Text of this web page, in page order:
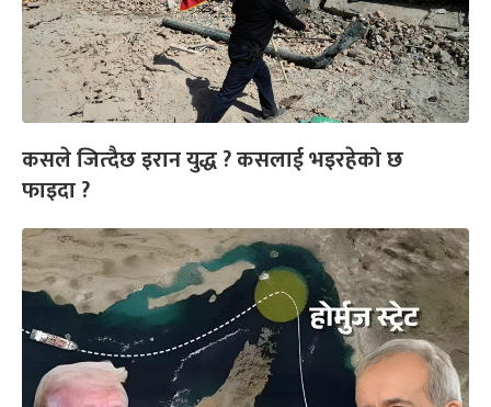
कसले जित्दैछ इरान युद्ध ? कसलाई भइरहेको छ
फाइदा ?